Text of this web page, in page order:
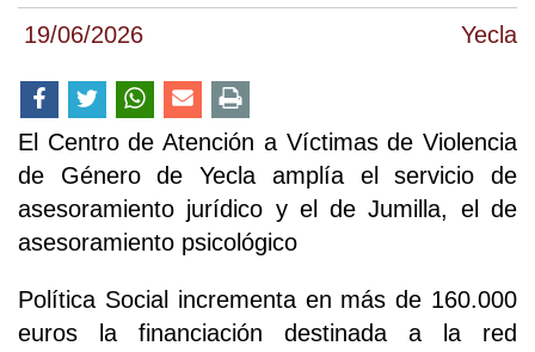
19/06/2026 Yecla
El Centro de Atención a Víctimas de Violencia
de Género de Yecla amplía el servicio de
asesoramiento jurídico y el de Jumilla, el de
asesoramiento psicológico
Política Social incrementa en más de 160.000
euros la financiación destinada a la red